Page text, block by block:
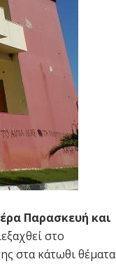
Παρασκευή και
στο
στα κάτωθι θέματα